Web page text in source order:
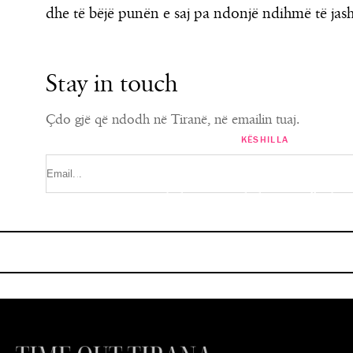
dhe të bëjë punën e saj pa ndonjë ndihmë të
Stay in touch
Çdo gjë që ndodh në Tiranë, në emailin tuaj.
KËSHILLA
pjatën time ?”
KËSHILLA
Ekspertët e ‘interior design’ ndajnë
të mobilimit të duhur të